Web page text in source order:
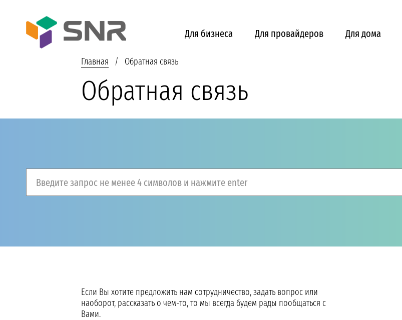
Для бизнеса Для провайдеров Для дома
Главная Обратная связь
Обратная связь
Введите запрос не менее 4 символов и нажмите enter
Если Вы хотите предложить нам сотрудничество, задать вопрос или
наоборот, рассказать о чем-то, то мы всегда будем рады пообщаться с
Вами.